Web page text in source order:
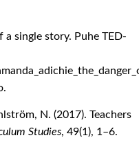
a single story. Puhe TED-
N. (2017). Teachers
Studies, 49(1), 1–6.